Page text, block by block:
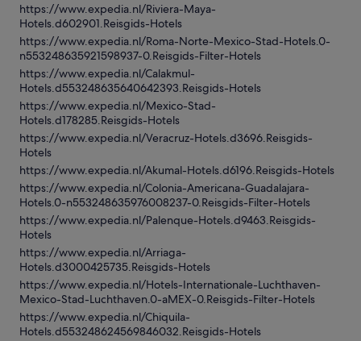
https://www.expedia.nl/Riviera-Maya-
Hotels.d602901.Reisgids-Hotels
https://www.expedia.nl/Roma-Norte-Mexico-Stad-Hotels.0-
n553248635921598937-0.Reisgids-Filter-Hotels
https://www.expedia.nl/Calakmul-
Hotels.d553248635640642393.Reisgids-Hotels
https://www.expedia.nl/Mexico-Stad-
Hotels.d178285.Reisgids-Hotels
https://www.expedia.nl/Veracruz-Hotels.d3696.Reisgids-
Hotels
https://www.expedia.nl/Akumal-Hotels.d6196.Reisgids-Hotels
https://www.expedia.nl/Colonia-Americana-Guadalajara-
Hotels.0-n553248635976008237-0.Reisgids-Filter-Hotels
https://www.expedia.nl/Palenque-Hotels.d9463.Reisgids-
Hotels
https://www.expedia.nl/Arriaga-
Hotels.d3000425735.Reisgids-Hotels
https://www.expedia.nl/Hotels-Internationale-Luchthaven-
Mexico-Stad-Luchthaven.0-aMEX-0.Reisgids-Filter-Hotels
https://www.expedia.nl/Chiquila-
Hotels.d553248624569846032.Reisgids-Hotels